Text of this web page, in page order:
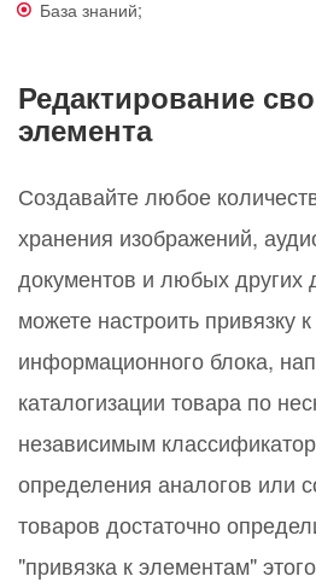
База знаний;
Редактирование
элемента
Создавайте любое
хранения изображений,
документов и любых
можете настроить привязку
информационного блока,
каталогизации товара по
независимым
определения аналогов или
товаров достаточно
"привязка к элементам"